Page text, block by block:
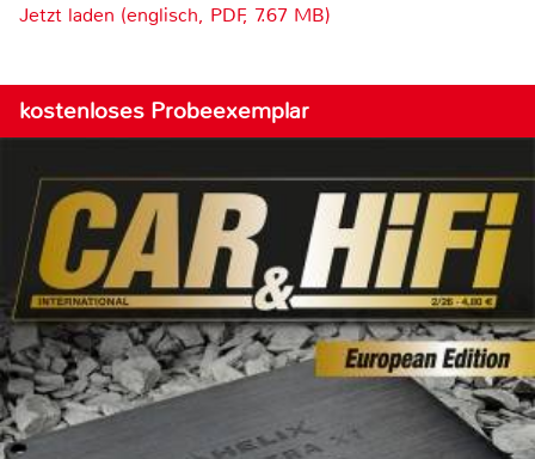
Jetzt laden (englisch, PDF, 7.67 MB)
kostenloses Probeexemplar